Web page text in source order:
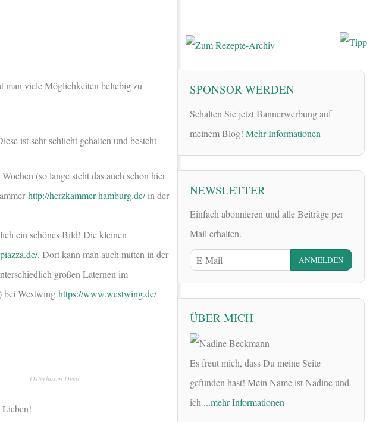
man viele Möglichkeiten beliebig zu
ist sehr schlicht gehalten und besteht
(so lange steht das auch schon hier
http://herzkammer-hamburg.de/in der
ein schönes Bild! Die kleinen
. Dort kann man auch mitten in der
großen Laternen im
bei Westwing https://www.westwing.de/
Osterhasen Deko
Lieben!
SPONSOR WERDEN
Schalten Sie jetzt Bannerwerbung auf
meinem Blog! Mehr Informationen
NEWSLETTER
Einfach abonnieren und alle Beiträge per
Mail erhalten.
ÜBER MICH
Es freut mich, dass Du meine Seite
gefunden hast! Mein Name ist Nadine und
ich ...mehr Informationen